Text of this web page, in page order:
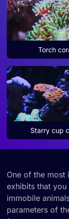
Torch
Starry cup
One of the
exhibits that
immobile
parameters of